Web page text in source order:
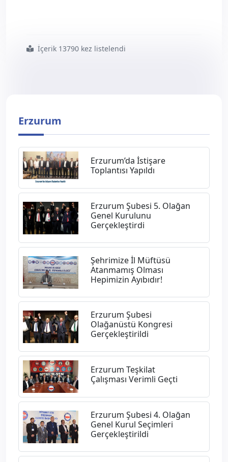
#erzurum8217 da
#çalışmalar
#değerlendirildi
İçerik 13790 kez listelendi
Erzurum
Erzurum’da İstişare
Toplantısı Yapıldı
Erzurum Şubesi 5. Olağan
Genel Kurulunu
Gerçekleştirdi
Şehrimize İl Müftüsü
Atanmamış Olması
Hepimizin Ayıbıdır!
​Erzurum Şubesi
Olağanüstü Kongresi
Gerçekleştirildi
Erzurum Teşkilat
Çalışması Verimli Geçti
Erzurum Şubesi 4. Olağan
Genel Kurul Seçimleri
Gerçekleştirildi